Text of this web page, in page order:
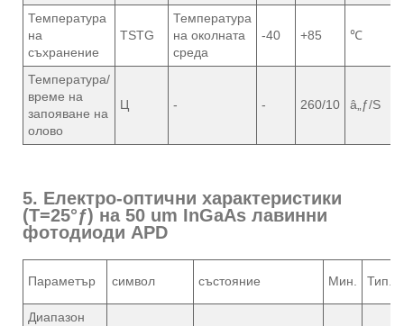
Температура
на
съхранение
TSTG
Температура
на околната
среда
-40 +85 ℃
Температура/
време на
запояване на
олово
Ц - - 260/10 â„ƒ/S
5. Електро-оптични характеристики
(T=25°ƒ) на 50 um InGaAs лавинни
фотодиоди APD
Параметър символ състояние Мин. Тип.
Диапазон